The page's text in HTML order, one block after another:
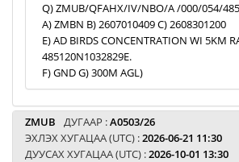
Q) ZMUB/QFAHX/IV/NBO/A /000/054/
A) ZMBN B) 2607010409 C) 2608301200
E) AD BIRDS CONCENTRATION WI 5KM
485120N1032829E.
F) GND G) 300M AGL)
ZMUB ДУГААР :A0503/26
ЭХЛЭХ ХУГАЦАА (UTC) :2026-06-21 11:30
ДУУСАХ ХУГАЦАА (UTC) :2026-10-01 13:30